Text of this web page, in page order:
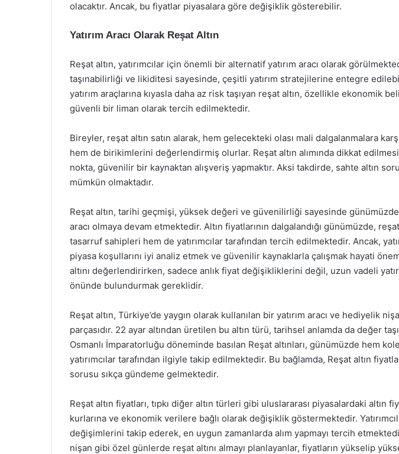
olacaktır. Ancak, bu fiyatlar piyasalara göre değişiklik gösterebilir.
Yatırım Aracı Olarak Reşat Altın
Reşat altın, yatırımcılar için önemli bir alternatif yatırım aracı olarak
taşınabilirliği ve likiditesi sayesinde, çeşitli yatırım stratejilerine entegre
yatırım araçlarına kıyasla daha az risk taşıyan reşat altın, özellikle ekonomik
güvenli bir liman olarak tercih edilmektedir.
Bireyler, reşat altın satın alarak, hem gelecekteki olası mali dalgalanmalara
hem de birikimlerini değerlendirmiş olurlar. Reşat altın alımında dikkat
nokta, güvenilir bir kaynaktan alışveriş yapmaktır. Aksi takdirde, sahte altın
mümkün olmaktadır.
Reşat altın, tarihi geçmişi, yüksek değeri ve güvenilirliği sayesinde günümüzde
aracı olmaya devam etmektedir. Altın fiyatlarının dalgalandığı günümüzde,
tasarruf sahipleri hem de yatırımcılar tarafından tercih edilmektedir. Ancak,
piyasa koşullarını iyi analiz etmek ve güvenilir kaynaklarla çalışmak hayati
altını değerlendirirken, sadece anlık fiyat değişikliklerini değil, uzun vadeli
önünde bulundurmak gereklidir.
Reşat altın, Türkiye’de yaygın olarak kullanılan bir yatırım aracı ve hediyelik
parçasıdır. 22 ayar altından üretilen bu altın türü, tarihsel anlamda da değer
Osmanlı İmparatorluğu döneminde basılan Reşat altınları, günümüzde hem
yatırımcılar tarafından ilgiyle takip edilmektedir. Bu bağlamda, Reşat altın
sorusu sıkça gündeme gelmektedir.
Reşat altın fiyatları, tıpkı diğer altın türleri gibi uluslararası piyasalardaki altın
kurlarına ve ekonomik verilere bağlı olarak değişiklik göstermektedir.
değişimlerini takip ederek, en uygun zamanlarda alım yapmayı tercih
nişan gibi özel günlerde reşat altını almayı planlayanlar, fiyatların yükselip